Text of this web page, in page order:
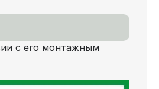
с его монтажным